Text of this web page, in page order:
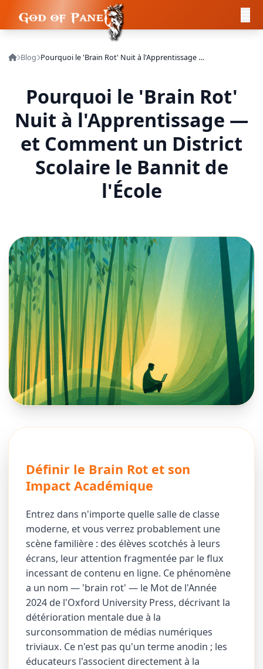
Blog Pourquoi le 'Brain Rot' Nuit à l'Apprentissage — et Comment un District Scolaire le Bannit de l'École
Pourquoi le 'Brain Rot'
Nuit à l'Apprentissage —
et Comment un District
Scolaire le Bannit de
l'École
Définir le Brain Rot et son
Impact Académique
Entrez dans n'importe quelle salle de classe
moderne, et vous verrez probablement une
scène familière : des élèves scotchés à leurs
écrans, leur attention fragmentée par le flux
incessant de contenu en ligne. Ce phénomène
a un nom — 'brain rot' — le Mot de l'Année
2024 de l'Oxford University Press, décrivant la
détérioration mentale due à la
surconsommation de médias numériques
triviaux. Ce n'est pas qu'un terme anodin ; les
éducateurs l'associent directement à la